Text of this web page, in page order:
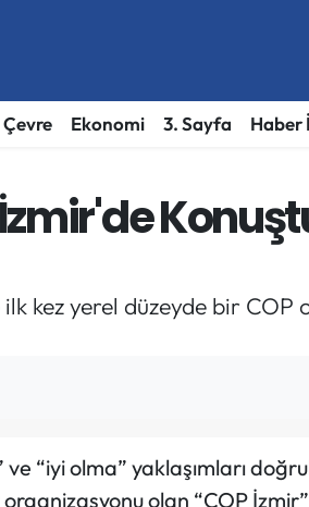
Çevre Ekonomi 3. Sayfa Haber
kez yerel düzeyde bir
“iyi olma” yaklaşımları
olan “COP